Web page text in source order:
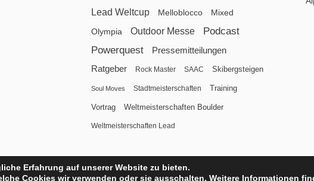
Lead Weltcup Melloblocco Mixed
Olympia Outdoor Messe
Podcast
Powerquest
Pressemitteilungen
Ratgeber
Rock Master SAAC Skibergsteigen
Soul Moves Stadtmeisterschaften Training
Vortrag Weltmeisterschaften Boulder
Weltmeisterschaften Lead
Erfahrung auf unserer Website zu bieten.
Cookies wir verwenden oder sie ausschalten. Weitere Informationen